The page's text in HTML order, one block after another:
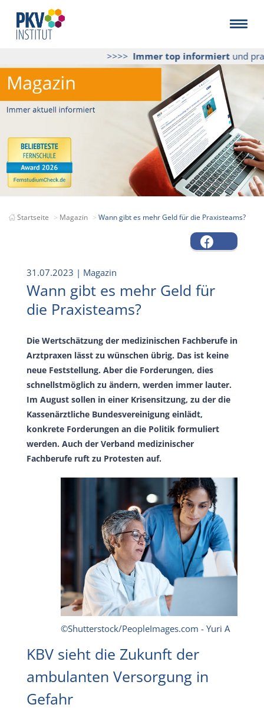
>>>>Immer top informiertund
Startseite Magazin Wann gibt es mehr Geld für die Praxisteams?
31.07.2023 | Magazin
Wann gibt es mehr Geld für
die Praxisteams?
Die Wertschätzung der medizinischen Fachberufe in
Arztpraxen lässt zu wünschen übrig. Das ist keine
neue Feststellung. Aber die Forderungen, dies
schnellstmöglich zu ändern, werden immer lauter.
Im August sollen in einer Krisensitzung, zu der die
Kassenärztliche Bundesvereinigung einlädt,
konkrete Forderungen an die Politik formuliert
werden. Auch der Verband medizinischer
Fachberufe ruft zu Protesten auf.
©Shutterstock/PeopleImages.com - Yuri A
KBV sieht die Zukunft der
ambulanten Versorgung in
Gefahr